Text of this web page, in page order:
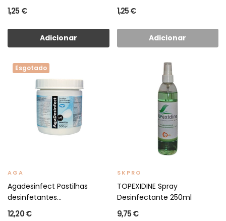
1,25 €
Adicionar
1,25 €
Adicionar
Esgotado
AGA
Agadesinfect Pastilhas
desinfetantes...
12,20 €
SKPRO
TOPEXIDINE Spray
Desinfectante 250ml
9,75 €